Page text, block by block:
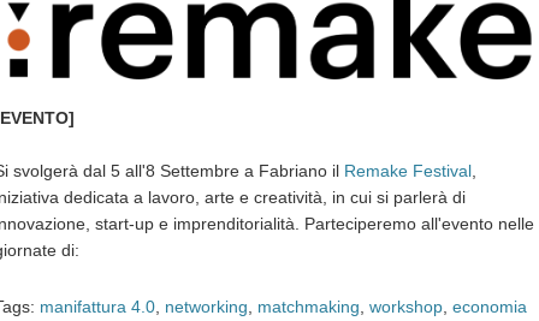
svolgerà dal 5 all'8 Settembre a Fabriano il Remake Festival
dedicata a lavoro, arte e creatività, in cui si parlerà di
start-up e imprenditorialità. Parteciperemo all'evento nelle
di:
manifattura 4.0 networking matchmaking workshop economia